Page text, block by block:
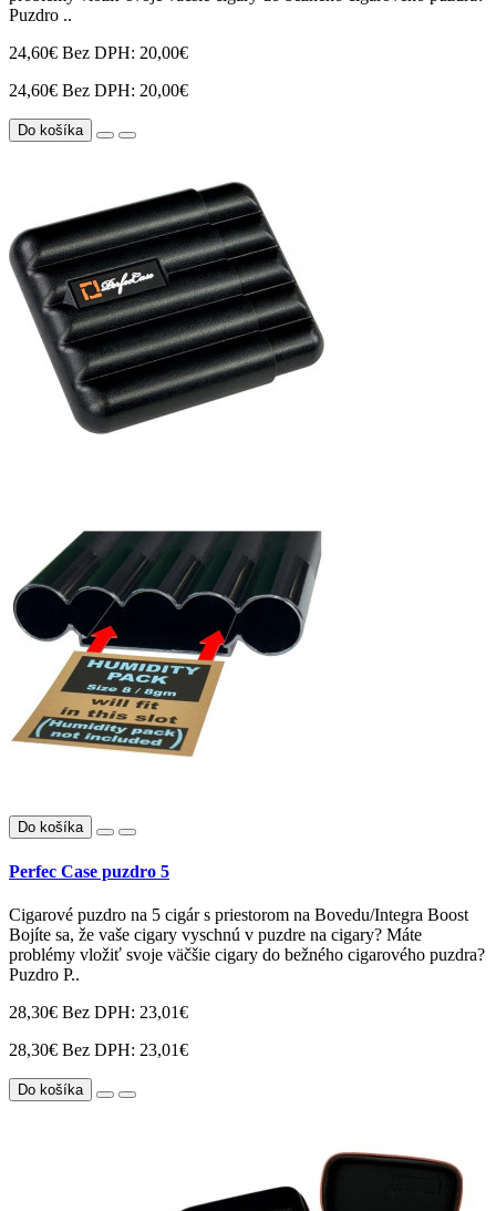
Puzdro ..
24,60€ Bez DPH: 20,00€
24,60€ Bez DPH: 20,00€
Do košíka
Do košíka
Perfec Case puzdro 5
Cigarové puzdro na 5 cigár s priestorom na Bovedu/Integra Boost
Bojíte sa, že vaše cigary vyschnú v puzdre na cigary? Máte
problémy vložiť svoje väčšie cigary do bežného cigarového puzdra?
Puzdro P..
28,30€ Bez DPH: 23,01€
28,30€ Bez DPH: 23,01€
Do košíka